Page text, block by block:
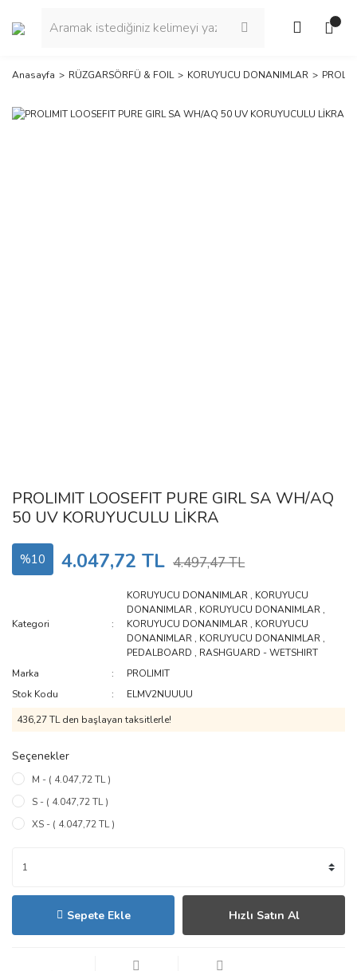
Anasayfa RÜZGARSÖRFÜ & FOIL KORUYUCU DONANIMLAR
PROLIMIT LOOSEFIT PURE GIRL SA WH/AQ
50 UV KORUYUCULU LİKRA
%10 4.047,72 TL 4.497,47 TL
Kategori
KORUYUCU DONANIMLAR , KORUYUCU
DONANIMLAR , KORUYUCU DONANIMLAR ,
KORUYUCU DONANIMLAR , KORUYUCU
DONANIMLAR , KORUYUCU DONANIMLAR ,
PEDALBOARD , RASHGUARD - WETSHIRT
Marka
PROLIMIT
Stok Kodu
ELMV2NUUUU
436,27 TL den başlayan taksitlerle!
Seçenekler
M - ( 4.047,72 TL )
S - ( 4.047,72 TL )
XS - ( 4.047,72 TL )
Sepete Ekle Hızlı Satın Al